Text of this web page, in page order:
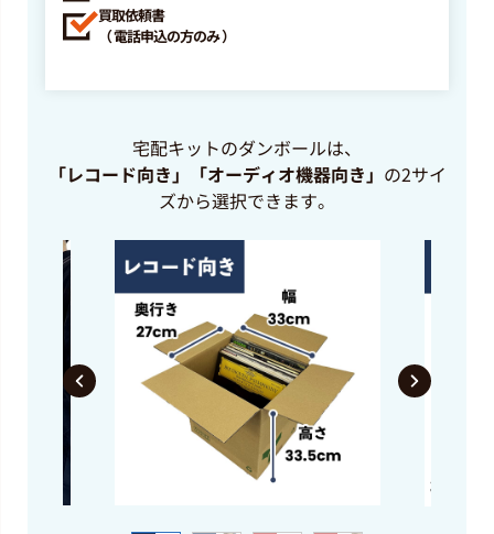
洋楽ロック
2,500円
洋楽ロック
Depeche Mode 「コンストラクシ
ョン・タイム・アゲイン」(P-
11412)
最高買取価格
2,000円
洋楽ロック
Dire Straits 「Love Over Gold」
(25PP-60)
最高買取価格
1,500円
買取依頼書
（ 電話申込の方のみ ）
宅配キットのダンボールは、
「レコード向き」「オーディオ機器向き」 の2サイ
ズから選択できます。